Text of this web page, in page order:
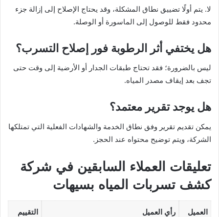
لا. يتم أولًا تضييق نطاق المشكلة، وقد يحتاج الإصلاح إلى إزالة جزء
محدود فقط للوصول إلى الماسورة أو الوصلة.
هل يختفي أثر الرطوبة فور إصلاح التسرب؟
ليس بالضرورة؛ فقد تحتاج طبقات الجدار أو الأرضية إلى وقت حتى
تجف بعد إيقاف مصدر المياه.
هل يوجد تقرير معتمد؟
يمكن تقديم تقرير وفق نطاق الخدمة والشهادات الفعلية التي تمتلكها
الشركة، ويتم توضيح محتواه عند الحجز.
تعليقات العملاء السابقين في شركة
كشف تسربات المياه بسيهات
العميل رأي العميل التقييم